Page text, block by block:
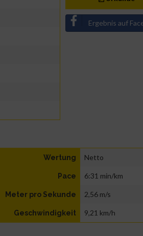
Ergebnis auf Facebook
Wertung Netto
Pace 6:31 min/km
Meter pro Sekunde 2,56 m/s
Geschwindigkeit 9,21 km/h